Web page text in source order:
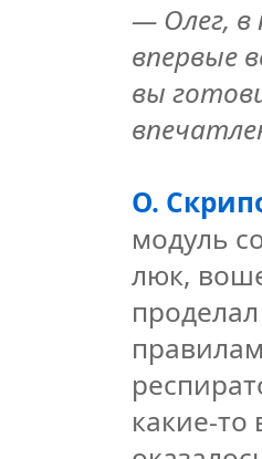
— Олег, в
впервые
вы
О.
модуль
люк,
какие-то